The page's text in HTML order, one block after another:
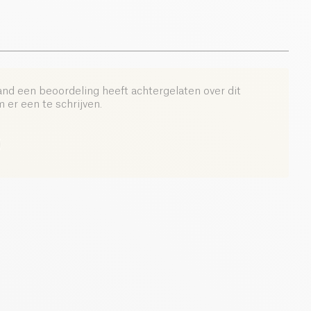
teweeg te brengen in uw dagelijkse leven?
een beoordeling heeft achtergelaten over dit
er een te schrijven.